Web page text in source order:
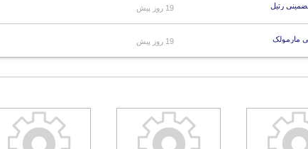
رتیل 19 روز پیش
مارمولک 19 روز پیش